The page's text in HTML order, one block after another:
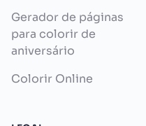
Gerador de páginas
para colorir de
aniversário
Colorir Online